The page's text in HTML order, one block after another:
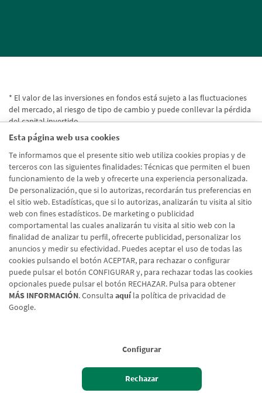
Esta página web usa cookies
Te informamos que el presente sitio web utiliza cookies propias y de
terceros con las siguientes finalidades: Técnicas que permiten el buen
funcionamiento de la web y ofrecerte una experiencia personalizada.
De personalización, que si lo autorizas, recordarán tus preferencias en
el sitio web. Estadísticas, que si lo autorizas, analizarán tu visita al sitio
web con fines estadísticos. De marketing o publicidad
comportamental las cuales analizarán tu visita al sitio web con la
finalidad de analizar tu perfil, ofrecerte publicidad, personalizar los
anuncios y medir su efectividad. Puedes aceptar el uso de todas las
cookies pulsando el botón ACEPTAR, para rechazar o configurar
puede pulsar el botón CONFIGURAR y, para rechazar todas las cookies
opcionales puede pulsar el botón RECHAZAR. Pulsa para obtener
MÁS INFORMACIÓN. Consulta aquíla política de privacidad de
Google.
Configurar
Rechazar
* El valor de las inversiones en fondos está sujeto a las fluctuaciones
del mercado, al riesgo de tipo de cambio y puede conllevar la pérdida
del capital invertido.
Ni la inversión inicial del cliente ni la rentabilidad están garantizadas.
Existe folleto informativo y el documento Datos Fundamentales para
el inversor disponible en las oficinas de Caja Rural de Navarra, en los
registros de CNMV y en www.gescooperativo.es.
Gestora: GESCOOPERATIVO S.A.S.G.I.I.C. – Entidad Depositaria: Banco
Cooperativo Español S.A.